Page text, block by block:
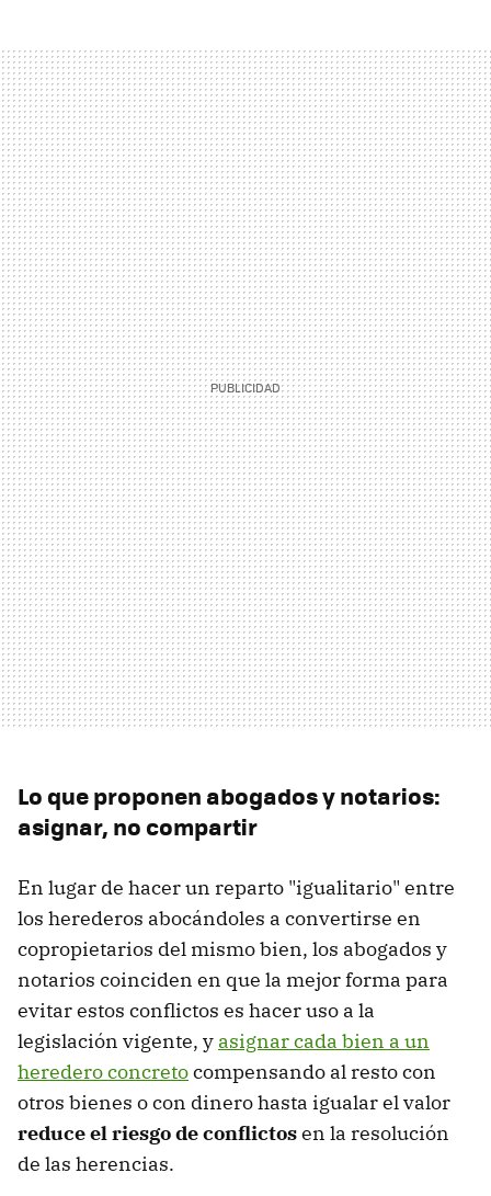
Lo que proponen abogados y notarios:
asignar, no compartir
En lugar de hacer un reparto "igualitario" entre
los herederos abocándoles a convertirse en
copropietarios del mismo bien, los abogados y
notarios coinciden en que la mejor forma para
evitar estos conflictos es hacer uso a la
legislación vigente, y asignar cada bien a un
heredero concretocompensando al resto con
otros bienes o con dinero hasta igualar el valor
reduce el riesgo de conflictosen la resolución
de las herencias.